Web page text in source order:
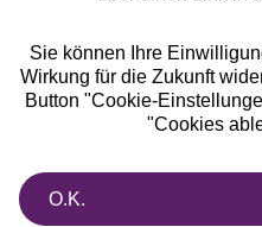
Sie können Ihre
Wirkung für die Zukunft
Button "Cookie-
"Cookies
O.K.